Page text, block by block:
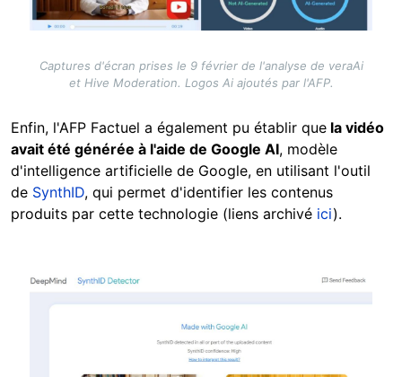
Captures d'écran prises le 9 février de l'analyse de veraAi
et Hive Moderation. Logos Ai ajoutés par l'AFP.
Enfin, l'AFP Factuel a également pu établir que la vidéo
avait été générée à l'aide de Google AI, modèle
d'intelligence artificielle de Google, en utilisant l'outil
de SynthID, qui permet d'identifier les contenus
produits par cette technologie (liens archivé ici).
Image